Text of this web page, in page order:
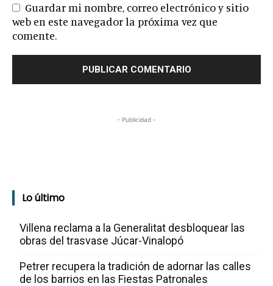
Guardar mi nombre, correo electrónico y sitio
web en este navegador la próxima vez que
comente.
- Publicidad -
Lo último
Villena reclama a la Generalitat desbloquear las
obras del trasvase Júcar-Vinalopó
Petrer recupera la tradición de adornar las calles
de los barrios en las Fiestas Patronales